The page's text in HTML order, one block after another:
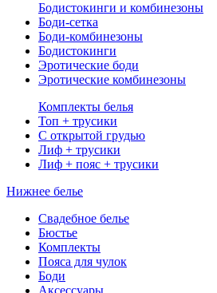
Бодистокинги и комбинезоны
Боди-сетка
Боди-комбинезоны
Бодистокинги
Эротические боди
Эротические комбинезоны
Комплекты белья
Топ + трусики
С открытой грудью
Лиф + трусики
Лиф + пояс + трусики
Нижнее белье
Свадебное белье
Бюстье
Комплекты
Пояса для чулок
Боди
Аксессуары